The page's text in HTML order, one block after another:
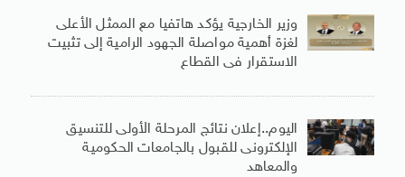
وزير الخارجية يؤكد هاتفيا مع الممثل الأعلى
لغزة أهمية مواصلة الجهود الرامية إلى تثبيت
الاستقرار فى القطاع
اليوم..إعلان نتائج المرحلة الأولى للتنسيق
الإلكترونى للقبول بالجامعات الحكومية
والمعاهد